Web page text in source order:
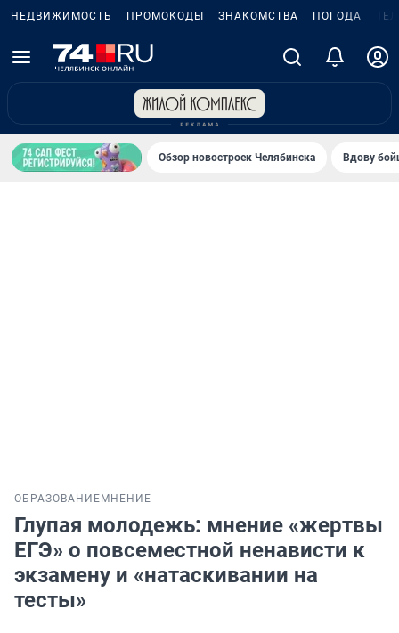
НЕДВИЖИМОСТЬ ПРОМОКОДЫ ЗНАКОМСТВА ПОГОДА
Обзор новостроек Челябинска Вдову
ОБРАЗОВАНИЕ МНЕНИЕ
Глупая молодежь: мнение «жертвы
ЕГЭ» о повсеместной ненависти к
экзамену и «натаскивании на
тесты»